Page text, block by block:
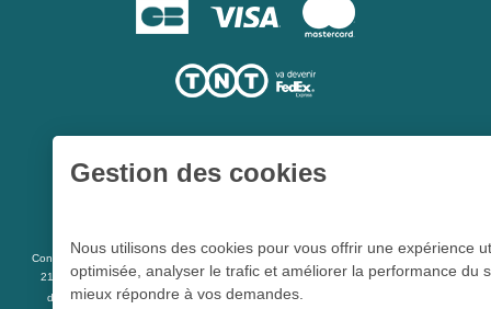
Conformément aux articles L 5213-3 du code de la santé publique et à l’arrêté du
21 décembre 2012 fixant la liste des dispositifs médicaux qui peuvent faire l’objet
d’une publicité auprès du public, et à l'articleR 5213-1
Gestion des cookies
Nous utilisons des cookies pour vous offrir une expérience
optimisée, analyser le trafic et améliorer la performance du
mieux répondre à vos demandes.